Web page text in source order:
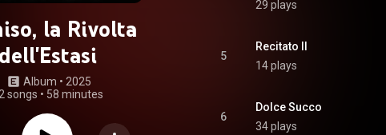
la Rivolta
Album • 2025
songs • 58 minutes
29 plays
5
Recitato II
14 plays
6
Dolce Succo
34 plays